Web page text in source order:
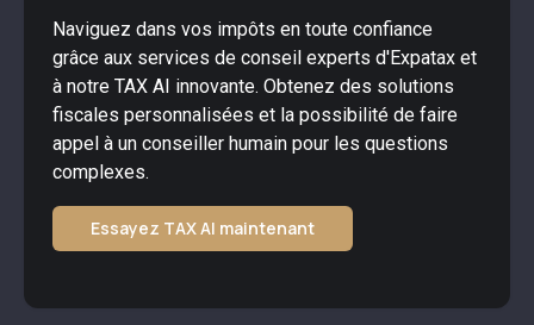
Naviguez dans vos impôts en toute confiance
grâce aux services de conseil experts d'Expatax et
à notre TAX AI innovante. Obtenez des solutions
fiscales personnalisées et la possibilité de faire
appel à un conseiller humain pour les questions
complexes.
Essayez TAX AI maintenant